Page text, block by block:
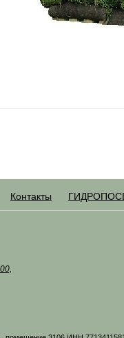
Контакты